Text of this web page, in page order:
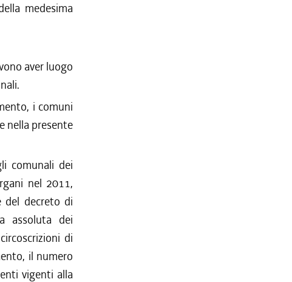
medesima
aver luogo
i comuni
nella presente
comunali dei
nel 2011,
del decreto di
assoluta dei
di
il numero
vigenti alla